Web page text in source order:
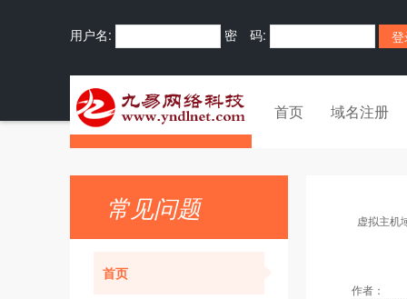
用户名: 密 码:
首页 域名注册
常见问题
首页
虚拟主机
作者：